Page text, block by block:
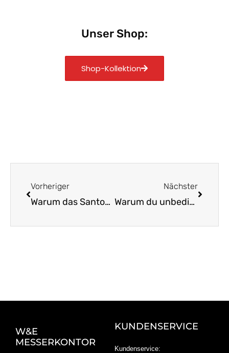
Unser Shop:
Shop-Kollektion
Vorheriger
Warum das Santokumesser in deiner Küche nicht fehlen darf
Nächster
Warum du unbedingt ein Gemüsemesser haben solltest
W&E
MESSERKONTOR
KUNDENSERVICE
Kundenservice: